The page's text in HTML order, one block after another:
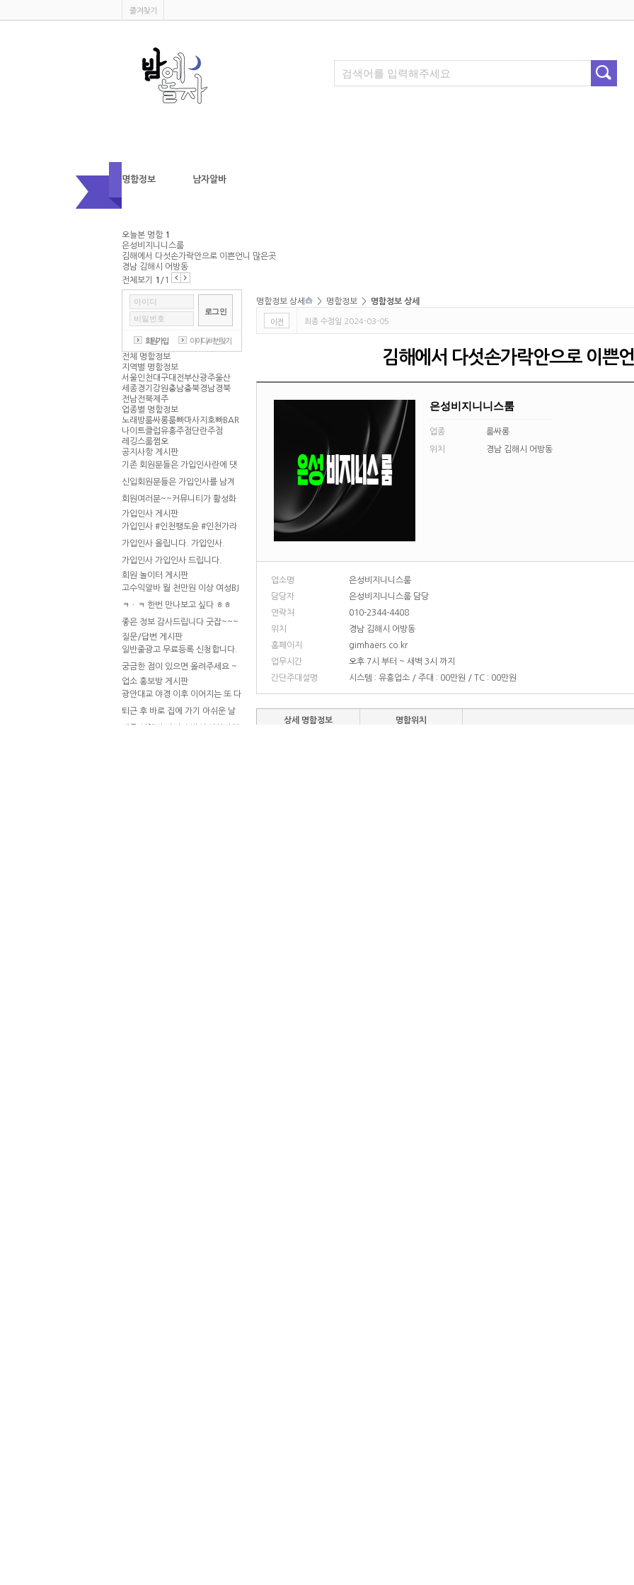
즐겨찾기
명함정보
서비스안내
명함등록
남자알바
오늘본 명함 1
은성비지니니스룸
김해에서 다섯손가락안으로 이쁜언니 많은곳
경남 김해시 어방동
전체보기
1 /1
회원가입 아이디/비번찾기
전체 명함정보
지역별 명함정보
서울인천대구대전부산광주울산
세종경기 강원충남충북경남경북
전남전북제주
업종별 명함정보
노래방룸싸롱룸빠마사지 호빠BAR
나이트클럽유흥주점단란주점
레깅스룸쩜오
공지사항 게시판
기존 회원분들은 가입인사란에 댓
글로 신입회원을 환영해주세요~
신입회원분들은 가입인사를 남겨
주세요~~~
회원여러분~~커뮤니티가 활성화
되었습니다 ( 주의 사항 필독 )
가입인사 게시판
가입인사 #인천팽도윤 #인천가라
오케
가입인사 올립니다. 가입인사.
가입인사 가입인사 드립니다.
회원 놀이터 게시판
고수익알바 월 천만원 이상 여성BJ
or 남자 존잘BJ 모집합니다.
ㅋㆍㅋ 한번 만나보고 싶다 ㅎㅎ
좋은 정보 감사드립니다 굿잡~~~
질문/답변 게시판
일반줄광고 무료등록 신청합니다.
궁금한 점이 있으면 올려주세요 ~
~
업소 홍보방 게시판
광안대교 야경 이후 이어지는 또 다
른 밤
퇴근 후 바로 집에 가기 아쉬운 날
명함정보 상세 > 명함정보 > 명함정보 상세
이전 최종 수정일 2024-03-05
김해에서 다섯손가락안으로 이쁜
은성비지니니스룸
업종 룸싸롱
위치 경남 김해시 어방동
업소명
은성비지니니스룸
담당자
은성비지니니스룸 담당
연락처
010-2344-4408
위치
경남 김해시 어방동
홈페이지
gimhaers.co.kr
업무시간
오후 7시 부터 ~ 새벽 3시 까지
간단주대설명
시스템 : 유흥업소 / 주대 : 00만원 / TC : 00만원
상세 명함정보 명함위치